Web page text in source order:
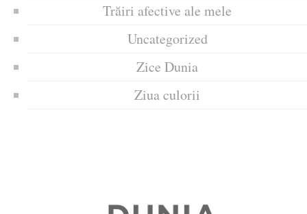
Trăiri afective ale mele
Uncategorized
Zice Dunia
Ziua culorii